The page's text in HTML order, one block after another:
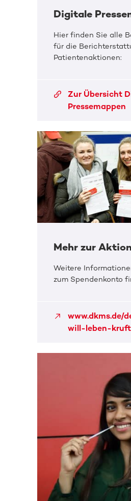
Digitale
Hier finden Sie alle
für die
Patientenaktionen:
Zur Übersicht
Pressemappen
Mehr zur
Weitere
zum Spendenkonto
www.dkms.de/
will-leben-kruft